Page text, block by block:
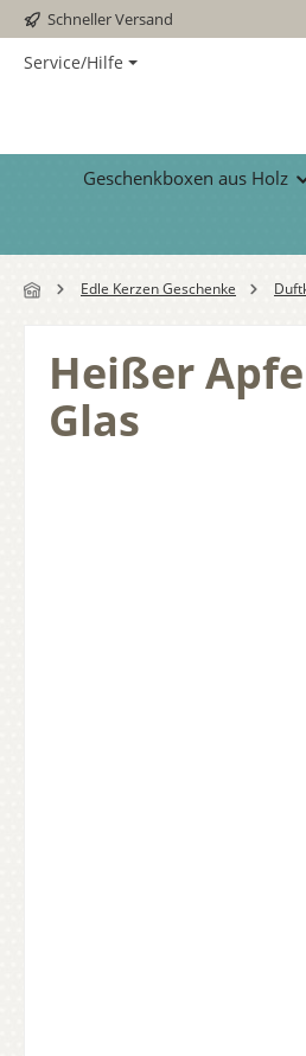
Hauptinhalt springen
Zur Suche springen
Zur Hauptnavigation springen
Schneller Versand
Service/Hilfe
Geschenkboxen aus Holz
Edle Kerzen Geschenke
Heißer
Glas